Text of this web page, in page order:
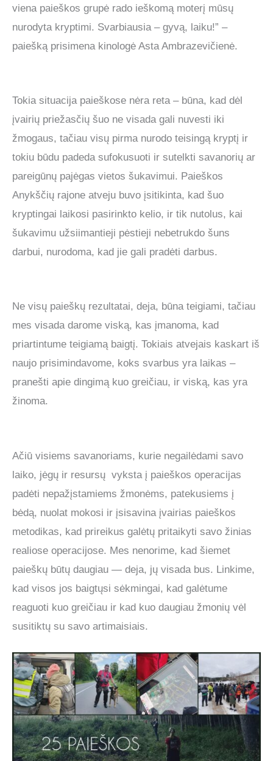
viena paieškos grupė rado ieškomą moterį mūsų
nurodyta kryptimi. Svarbiausia – gyvą, laiku!” –
paiešką prisimena kinologė Asta Ambrazevičienė.
Tokia situacija paieškose nėra reta – būna, kad dėl
įvairių priežasčių šuo ne visada gali nuvesti iki
žmogaus, tačiau visų pirma nurodo teisingą kryptį ir
tokiu būdu padeda sufokusuoti ir sutelkti savanorių ar
pareigūnų pajėgas vietos šukavimui. Paieškos
Anykščių rajone atveju buvo įsitikinta, kad šuo
kryptingai laikosi pasirinkto kelio, ir tik nutolus, kai
šukavimu užsiimantieji pėstieji nebetrukdo šuns
darbui, nurodoma, kad jie gali pradėti darbus.
Ne visų paieškų rezultatai, deja, būna teigiami, tačiau
mes visada darome viską, kas įmanoma, kad
priartintume teigiamą baigtį. Tokiais atvejais kaskart iš
naujo prisimindavome, koks svarbus yra laikas –
pranešti apie dingimą kuo greičiau, ir viską, kas yra
žinoma.
Ačiū visiems savanoriams, kurie negailėdami savo
laiko, jėgų ir resursų vyksta į paieškos operacijas
padėti nepažįstamiems žmonėms, patekusiems į
bėdą, nuolat mokosi ir įsisavina įvairias paieškos
metodikas, kad prireikus galėtų pritaikyti savo žinias
realiose operacijose. Mes nenorime, kad šiemet
paieškų būtų daugiau — deja, jų visada bus. Linkime,
kad visos jos baigtųsi sėkmingai, kad galėtume
reaguoti kuo greičiau ir kad kuo daugiau žmonių vėl
susitiktų su savo artimaisiais.